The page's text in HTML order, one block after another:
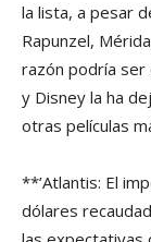
la lista, a pesar
Rapunzel,
razón podría ser
y Disney la ha
otras películas
**’Atlantis: El
dólares